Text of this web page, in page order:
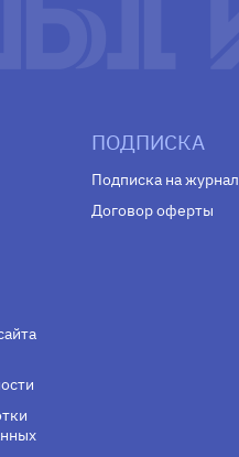
ПОДПИСКА
Подписка на журнал
Договор оферты